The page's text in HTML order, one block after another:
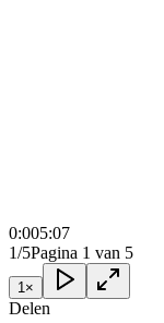
0:005:07
1/5Pagina 1 van 5
1 ×
Delen